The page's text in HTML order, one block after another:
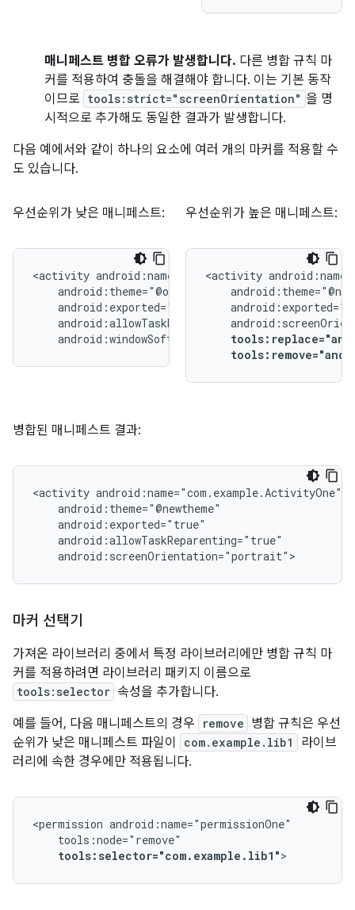
매니페스트 병합 오류가 발생합니다. 다른 병합 규칙 마
커를 적용하여 충돌을 해결해야 합니다. 이는 기본 동작
이므로 tools:strict="screenOrientation" 을 명
시적으로 추가해도 동일한 결과가 발생합니다.
다음 예에서와 같이 하나의 요소에 여러 개의 마커를 적용할 수
도 있습니다.
우선순위가 낮은 매니페스트:
<activity
android:windowSoftInputMode="stateUnchanged">
우선순위가 높은 매니페스트:
<activity
병합된 매니페스트 결과:
<activity
android:screenOrientation="portrait">
마커 선택기
가져온 라이브러리 중에서 특정 라이브러리에만 병합 규칙 마
커를 적용하려면 라이브러리 패키지 이름으로
tools:selector 속성을 추가합니다.
예를 들어, 다음 매니페스트의 경우
remove 병합 규칙은 우선
순위가 낮은 매니페스트 파일이
com.example.lib1
라이브
러리에 속한 경우에만 적용됩니다.
<permission
tools:selector="com.example.lib1">